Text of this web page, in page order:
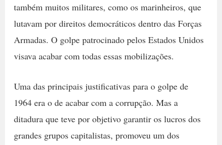
também muitos militares, como os marinheiros, que
lutavam por direitos democráticos dentro das Forças
Armadas. O golpe patrocinado pelos Estados Unidos
visava acabar com todas essas mobilizações.
Uma das principais justificativas para o golpe de
1964 era o de acabar com a corrupção. Mas a
ditadura que teve por objetivo garantir os lucros dos
grandes grupos capitalistas, promoveu um dos